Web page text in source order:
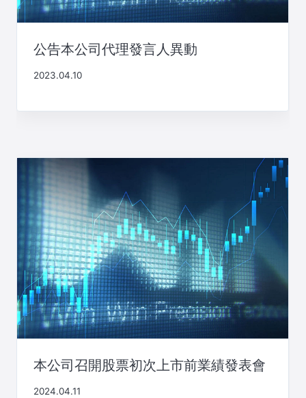
公告本公司代理發言人異動
2023.04.10
本公司召開股票初次上市前業績發表會
2024.04.11